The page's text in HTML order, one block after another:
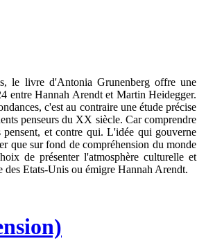
le livre d'Antonia Grunenberg offre une
entre Hannah Arendt et Martin Heidegger.
c'est au contraire une étude précise
penseurs du XX siècle. Car comprendre
et contre qui. L'idée qui gouverne
que sur fond de compréhension du monde
de présenter l'atmosphère culturelle et
Etats-Unis ou émigre Hannah Arendt.